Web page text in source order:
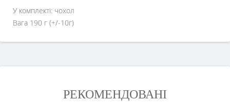
У комплекті: чохол
Вага 190 г (+/-10г)
РЕКОМЕНДОВАНІ